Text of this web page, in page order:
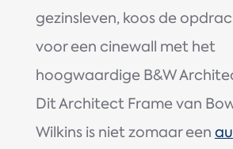
gezinsleven, koos de
voor een cinewall met het
hoogwaardige B&W
Dit Architect Frame van
Wilkins is niet zomaar een